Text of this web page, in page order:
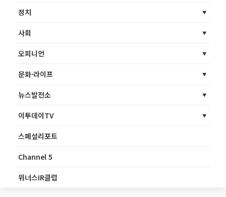
정치
사회
오피니언
문화·라이프
뉴스발전소
이투데이TV
스페셜리포트
Channel 5
위너스IR클럽